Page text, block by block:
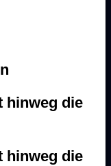
hinweg die
hinweg die